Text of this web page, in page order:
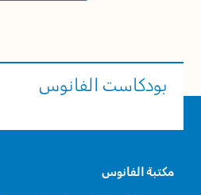
بودكاست الفانوس
مكتبة الفانوس